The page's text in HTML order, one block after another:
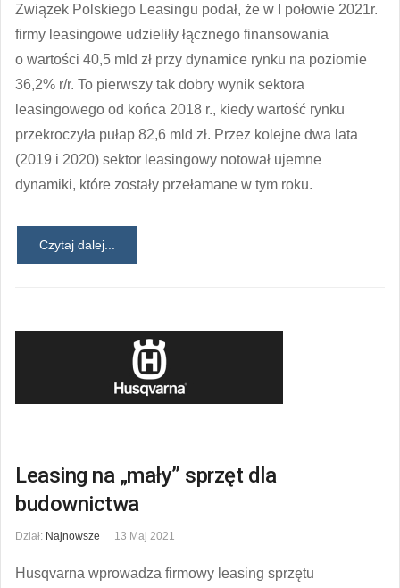
Związek Polskiego Leasingu podał, że w I połowie 2021r.
firmy leasingowe udzieliły łącznego finansowania
o wartości 40,5 mld zł przy dynamice rynku na poziomie
36,2% r/r. To pierwszy tak dobry wynik sektora
leasingowego od końca 2018 r., kiedy wartość rynku
przekroczyła pułap 82,6 mld zł. Przez kolejne dwa lata
(2019 i 2020) sektor leasingowy notował ujemne
dynamiki, które zostały przełamane w tym roku.
Czytaj dalej...
Leasing na „mały” sprzęt dla
budownictwa
Dział: Najnowsze 13 Maj 2021
Husqvarna wprowadza firmowy leasing sprzętu